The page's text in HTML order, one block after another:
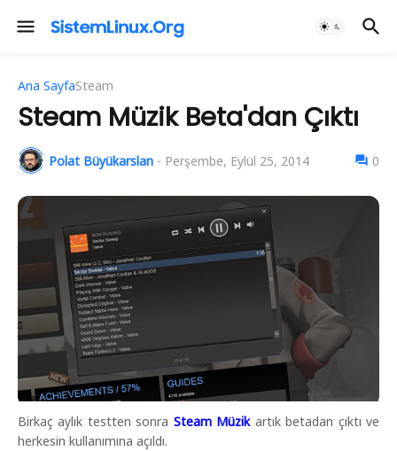
Ana SayfaSteam
Steam Müzik Beta'dan Çıktı
Polat Büyükarslan - Perşembe, Eylül 25, 2014 0
Birkaç aylık testten sonra Steam Müzikartık betadan çıktı ve
herkesin kullanımına açıldı.